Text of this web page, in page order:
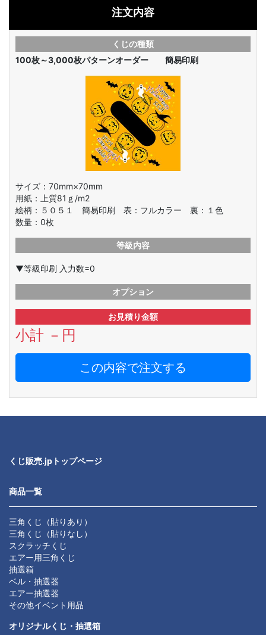
注文内容
くじの種類
100枚～3,000枚パターンオーダー 簡易印刷
サイズ：70mm×70mm
用紙：上質81ｇ/m2
絵柄： ５０５１ 簡易印刷 表：フルカラー 裏：１色
数量： 0枚
等級内容
▼等級印刷 入力数=0
オプション
お見積り金額
小計 － 円
この内容で注文する
くじ販売.jpトップページ
商品一覧
三角くじ（貼りあり）
三角くじ（貼りなし）
スクラッチくじ
エアー用三角くじ
抽選箱
ベル・抽選器
エアー抽選器
その他イベント用品
オリジナルくじ・抽選箱